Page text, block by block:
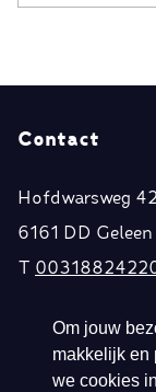
Om jouw
makkelijk en
we cookies
Contact
Hofdwarsweg 42
6161 DD Geleen
T
KVK: 140.61.328